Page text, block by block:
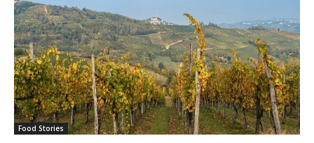
Food Stories